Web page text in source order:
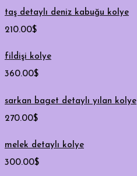
taş detaylı deniz kabuğu kolye
210.00$
fildişi kolye
360.00$
sarkan baget detaylı yılan kolye
270.00$
melek detaylı kolye
300.00$